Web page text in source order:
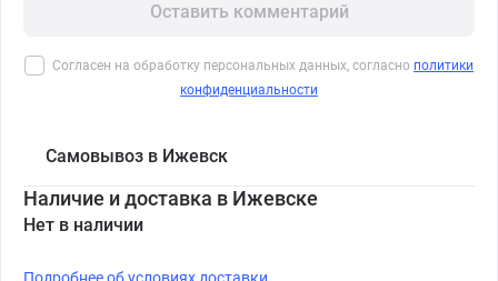
Оставить комментарий
Согласен на обработку персональных данных, согласно политики
конфиденциальности
Самовывоз в Ижевск
Наличие и доставка в Ижевске
Нет в наличии